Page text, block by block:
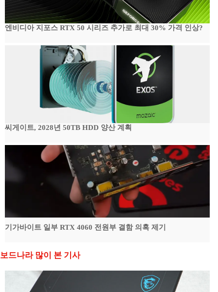
엔비디아 지포스 RTX 50 시리즈 추가로 최대 30% 가격 인상?
씨게이트, 2028년 50TB HDD 양산 계획
기가바이트 일부 RTX 4060 전원부 결함 의혹 제기
보드나라 많이 본 기사